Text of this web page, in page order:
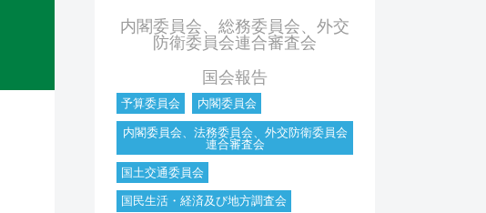
内閣委員会、総務委員会、外交
防衛委員会連合審査会
国会報告
予算委員会
内閣委員会
内閣委員会、法務委員会、外交防衛委員会
連合審査会
国土交通委員会
国民生活・経済及び地方調査会